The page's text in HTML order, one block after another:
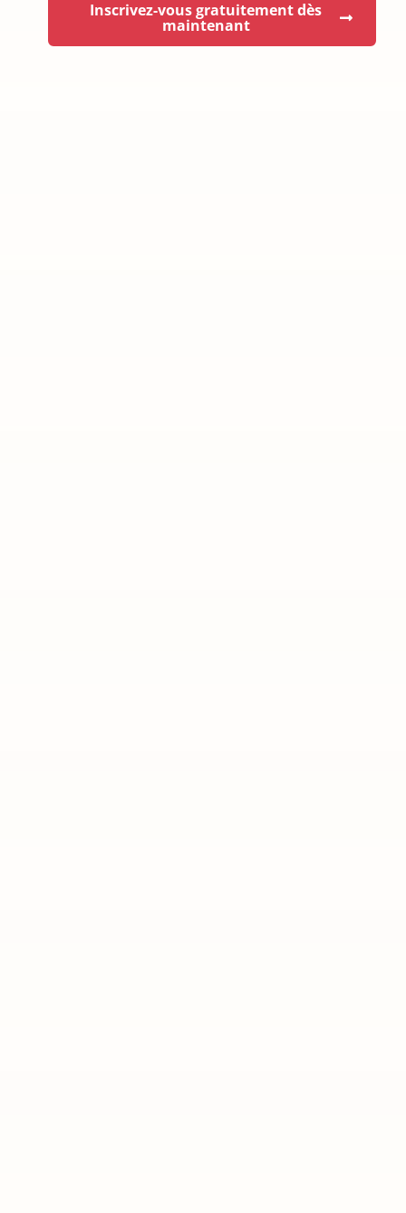
Inscrivez-vous gratuitement dès
maintenant